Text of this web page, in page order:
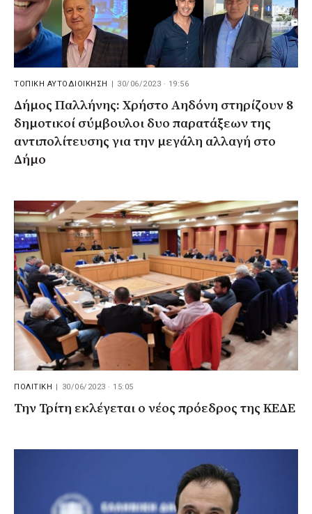
ΤΟΠΙΚΗ ΑΥΤΟΔΙΟΙΚΗΣΗ 30/06/2023 · 19:56
Δήμος Παλλήνης: Χρήστο Αηδόνη στηρίζουν 8
δημοτικοί σύμβουλοι δυο παρατάξεων της
αντιπολίτευσης για την μεγάλη αλλαγή στο
Δήμο
ΠΟΛΙΤΙΚΗ | 30/06/2023 · 15:05
Την Τρίτη εκλέγεται ο νέος πρόεδρος της ΚΕΔΕ